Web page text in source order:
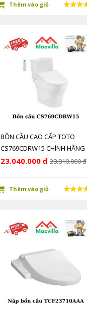
Thêm vào giỏ
BỒN CẦU CAO CẤP TOTO
CS769CDRW15 CHÍNH HÃNG
GIÁ RẺ
23.040.000 đ 28.810.000 đ
Thêm vào giỏ